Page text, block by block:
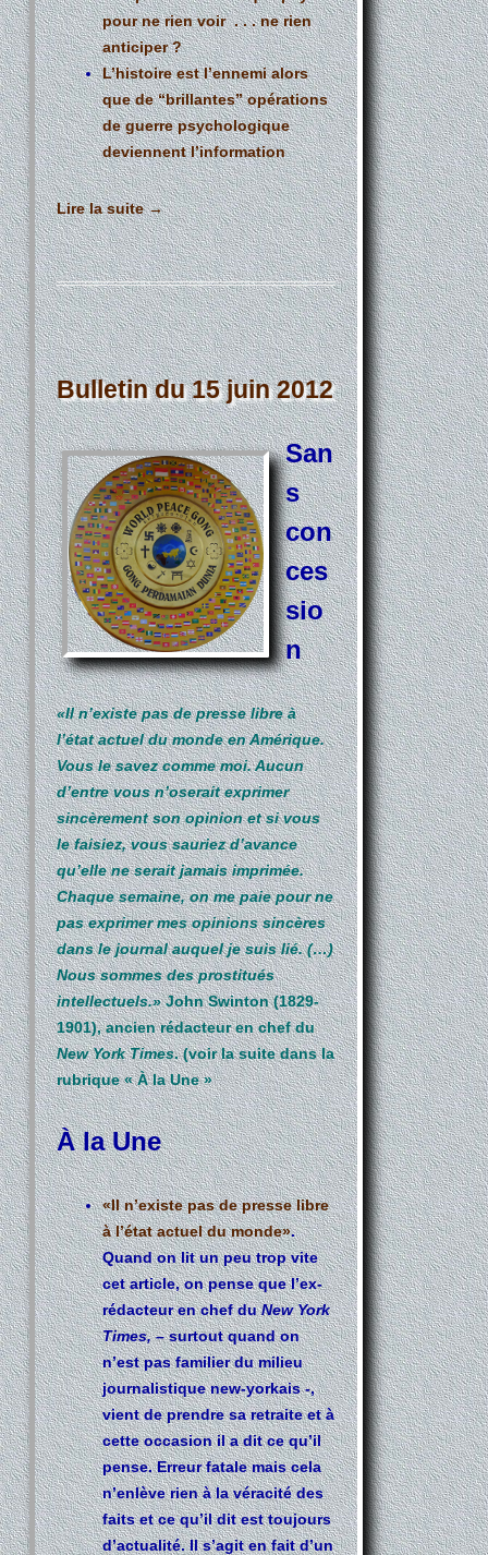
pour ne rien voir . . . ne rien
anticiper ?
L’histoire est l’ennemi alors
que de “brillantes” opérations
de guerre psychologique
deviennent l’information
Lire la suite→
Bulletin du 15 juin 2012
San
s
con
ces
sio
n
«Il n’existe pas de presse libre à
l’état actuel du monde en Amérique.
Vous le savez comme moi. Aucun
d’entre vous n’oserait exprimer
sincèrement son opinion et si vous
le faisiez, vous sauriez d’avance
qu’elle ne serait jamais imprimée.
Chaque semaine, on me paie pour ne
pas exprimer mes opinions sincères
dans le journal auquel je suis lié. (…)
Nous sommes des prostitués
intellectuels.»John Swinton (1829-
1901), ancien rédacteur en chef du
New York Times. (voir la suite dans la
rubrique « À la Une»
À la Une
«Il n’existe pas de presse libre
à l’état actuel du monde».
Quand on lit un peu trop vite
cet article, on pense que l’ex-
rédacteur en chef duNew York
Times, –surtout quand on
n’est pas familier du milieu
journalistique new-yorkais -,
vient de prendre sa retraite et à
cette occasion il a dit ce qu’il
pense. Erreur fatale mais cela
n’enlève rien à la véracité des
faits et ce qu’il dit est toujours
d’actualité. Il s’agit en fait d’un